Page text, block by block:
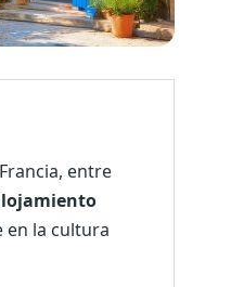
entre
en la cultura